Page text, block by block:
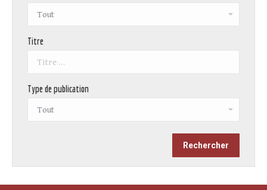
Titre
Type de publication